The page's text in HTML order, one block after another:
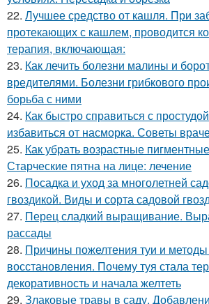
22. Лучшее средство от кашля. При
протекающих с кашлем, проводится
терапия, включающая:
23. Как лечить болезни малины и
вредителями. Болезни грибкового
борьба с ними
24. Как быстро справиться с
избавиться от насморка. Советы
25. Как убрать возрастные
Старческие пятна на лице: лечение
26. Посадка и уход за многолетней
гвоздикой. Виды и сорта садовой
27. Перец сладкий выращивание.
рассады
28. Причины пожелтения туи и
восстановления. Почему туя стала
декоративность и начала желтеть
29. Злаковые травы в саду.